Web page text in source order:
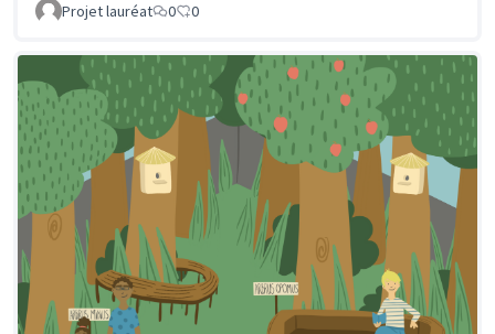
Projet lauréat 0 0